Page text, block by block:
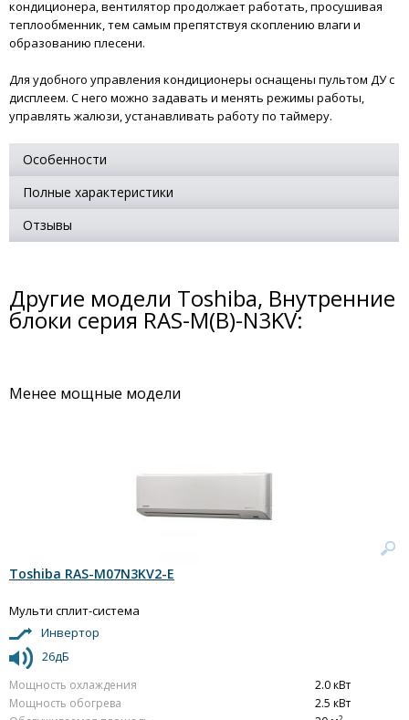
кондиционера, вентилятор продолжает работать, просушивая
теплообменник, тем самым препятствуя скоплению влаги и
образованию плесени.
Для удобного управления кондиционеры оснащены пультом ДУ с
дисплеем. С него можно задавать и менять режимы работы,
управлять жалюзи, устанавливать работу по таймеру.
Особенности
Полные характеристики
Отзывы
Другие модели Toshiba, Внутренние
блоки серия RAS-M(B)-N3KV:
Менее мощные модели
Toshiba RAS-M07N3KV2-E
Мульти сплит-система
Инвертор
26дБ
Мощность охлаждения
2.0 кВт
Мощность обогрева
2.5 кВт